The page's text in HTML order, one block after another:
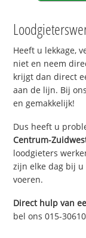
Heeft u lekkage,
niet en neem
krijgt dan direct
aan de lijn. Bij
en gemakkelijk!
Dus heeft u
Centrum-
loodgieters
zijn elke dag bij
voeren.
Direct hulp van
bel ons 015-